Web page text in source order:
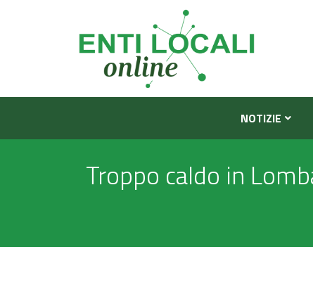
NOTIZIE
Troppo caldo in